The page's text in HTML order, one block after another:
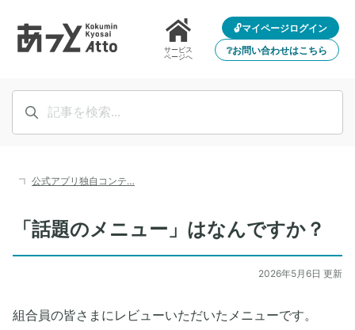
サービス
ページへ
🔓マイページログイン
❔お問い合わせはこちら
公式アプリ独自コンテ…
「話題のメニュー」はなんですか？
2026年5月6日 更新
組合員の皆さまにレビューいただいたメニューです。